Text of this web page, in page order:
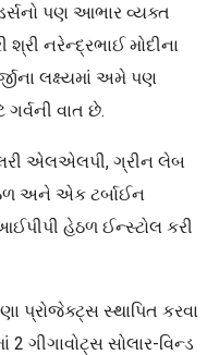
પણ આભાર વ્યક્ત
શ્રી નરેન્દ્રભાઈ મોદીના
લક્ષ્યમાં અમે પણ
વાત છે.
એલએલપી, ગ્રીન લેબ
અને એક ટર્બાઈન
હેઠળ ઈન્સ્ટોલ કરી
પ્રોજેક્ટ્સ સ્થાપિત કરવા
ગીગાવોટ્સ સોલાર-વિન્ડ